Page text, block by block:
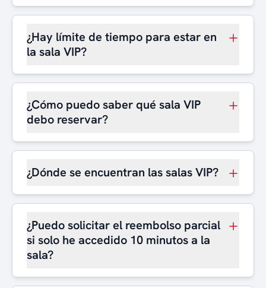
¿Hay límite de tiempo para estar en
la sala VIP?
¿Cómo puedo saber qué sala VIP
debo reservar?
¿Dónde se encuentran las salas VIP?
¿Puedo solicitar el reembolso parcial
si solo he accedido 10 minutos a la
sala?